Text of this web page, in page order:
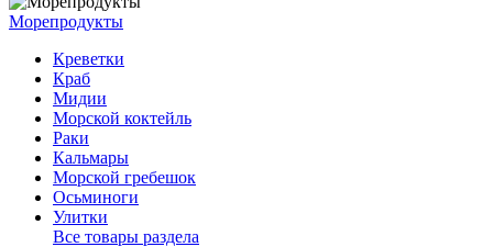
Морепродукты
Креветки
Краб
Мидии
Морской коктейль
Раки
Кальмары
Морской гребешок
Осьминоги
Улитки
Все товары раздела